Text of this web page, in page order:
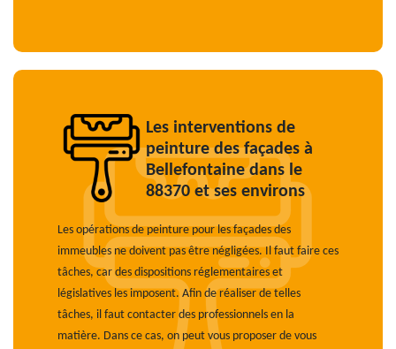
Les interventions de
peinture des façades à
Bellefontaine dans le
88370 et ses environs
Les opérations de peinture pour les façades des
immeubles ne doivent pas être négligées. Il faut faire ces
tâches, car des dispositions réglementaires et
législatives les imposent. Afin de réaliser de telles
tâches, il faut contacter des professionnels en la
matière. Dans ce cas, on peut vous proposer de vous